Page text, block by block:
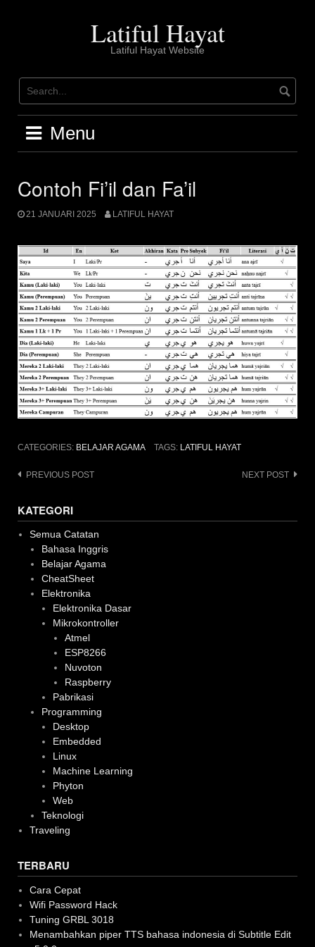
Latiful Hayat
Latiful Hayat Website
Menu
Contoh Fi’il dan Fa’il
21 JANUARI 2025 LATIFUL HAYAT
CATEGORIES: BELAJAR AGAMA TAGS: LATIFUL HAYAT
Post
PREVIOUS POST NEXT POST
KATEGORI
Semua Catatan
Bahasa Inggris
Belajar Agama
CheatSheet
Elektronika
Elektronika Dasar
Mikrokontroller
Atmel
ESP8266
Nuvoton
Raspberry
Pabrikasi
Programming
Desktop
Embedded
Linux
Machine Learning
Phyton
Web
Teknologi
Traveling
TERBARU
Cara Cepat
Wifi Password Hack
Tuning GRBL 3018
Menambahkan piper TTS bahasa indonesia di Subtitle Edit